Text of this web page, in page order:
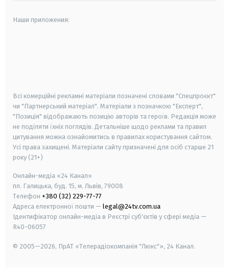
Наши приложения:
Всі комерційні рекламні матеріали позначені словами "Спецпроєкт"
чи "Партнерський матеріал". Матеріали з позначкою "Експерт",
"Позиція" відображають позицію авторів та героїв. Редакція може
не поділяти їхніх поглядів. Детальніше щодо реклами та правил
цитування можна ознайомитись в правилах користування сайтом.
Усі права захищені. Матеріали сайту призначені для осіб старше 21
року (21+)
Онлайн-медіа «24 Канал»
пл. Галицька, буд. 15, м. Львів, 79008
Телефон +380 (32) 229-77-77
Адреса електронної пошти — legal@24tv.com.ua
Ідентифікатор онлайн-медіа в Реєстрі суб'єктів у сфері медіа —
R40-06057
© 2005—2026, ПрАТ «Телерадіокомпанія "Люкс"», 24 Канал.